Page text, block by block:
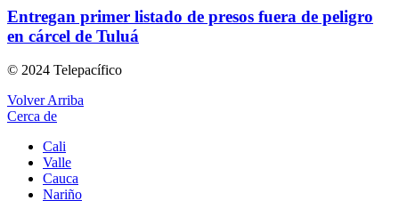
Entregan primer listado de presos fuera de peligro
en cárcel de Tuluá
© 2024 Telepacífico
Volver Arriba
Cerca de
Cali
Valle
Cauca
Nariño